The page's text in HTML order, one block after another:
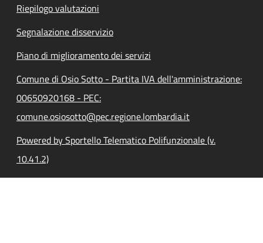
Riepilogo valutazioni
Segnalazione disservizio
Piano di miglioramento dei servizi
Comune di Osio Sotto - Partita IVA dell'amministrazione:
00650920168 - PEC:
comune.osiosotto@pec.regione.lombardia.it
Powered by Sportello Telematico Polifunzionale (v.
10.41.2)